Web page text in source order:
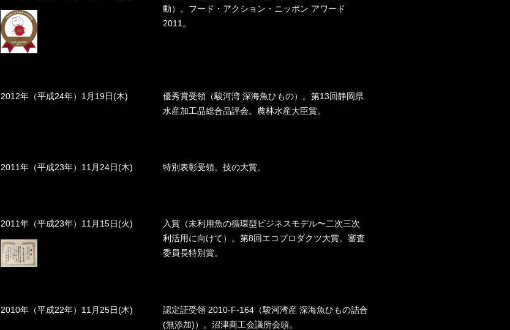
動）。フード・アクション・ニッポン アワード
2011。
2012年（平成24年）1月19日(木)
優秀賞受領（駿河湾 深海魚ひもの）。第13回静岡県
水産加工品総合品評会。農林水産大臣賞。
2011年（平成23年）11月24日(木) 特別表彰受領。技の大賞。
2011年（平成23年）11月15日(火)
入賞（未利用魚の循環型ビジネスモデル〜二次三次
利活用に向けて）。第8回エコプロダクツ大賞。審査
委員長特別賞。
2010年（平成22年）11月25日(木)
認定証受領 2010-F-164（駿河湾産 深海魚ひもの詰合
(無添加)）。沼津商工会議所会頭。